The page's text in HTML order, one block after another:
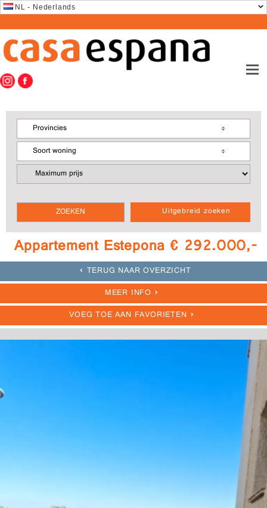
NL - Nederlands
Uitgebreid zoeken
Provincies
Soort woning
Appartement Estepona € 292.000,-
TERUG NAAR OVERZICHT
MEER INFO
VOEG TOE AAN FAVORIETEN